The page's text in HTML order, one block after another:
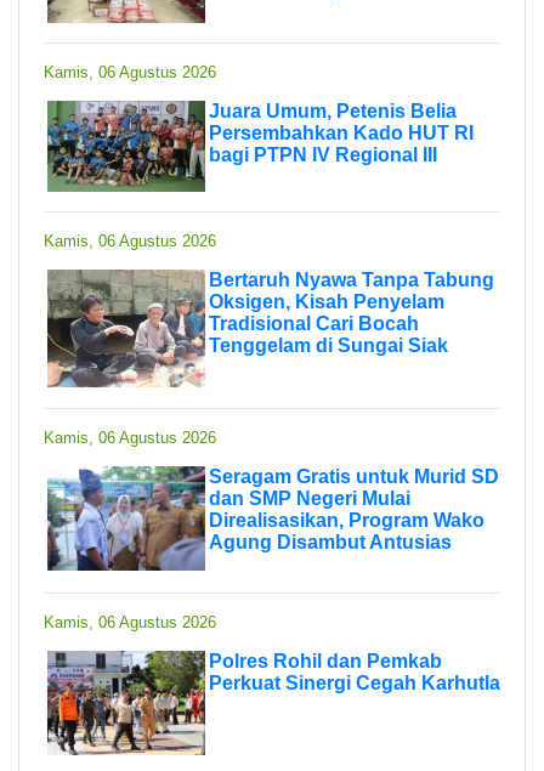
Kamis, 06 Agustus 2026
Juara Umum, Petenis Belia
Persembahkan Kado HUT RI
bagi PTPN IV Regional III
Kamis, 06 Agustus 2026
Bertaruh Nyawa Tanpa Tabung
Oksigen, Kisah Penyelam
Tradisional Cari Bocah
Tenggelam di Sungai Siak
Kamis, 06 Agustus 2026
Seragam Gratis untuk Murid SD
dan SMP Negeri Mulai
Direalisasikan, Program Wako
Agung Disambut Antusias
Kamis, 06 Agustus 2026
Polres Rohil dan Pemkab
Perkuat Sinergi Cegah Karhutla